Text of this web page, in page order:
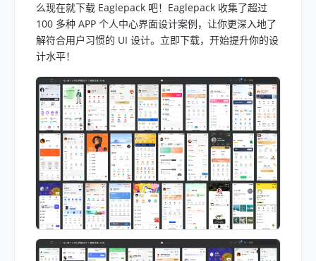
么现在就下载 Eaglepack 吧！Eaglepack 收集了超过
100 多种 APP 个人中心界面设计案例，让你更深入地了
解符合用户习惯的 UI 设计。立即下载，开始提升你的设
计水平！